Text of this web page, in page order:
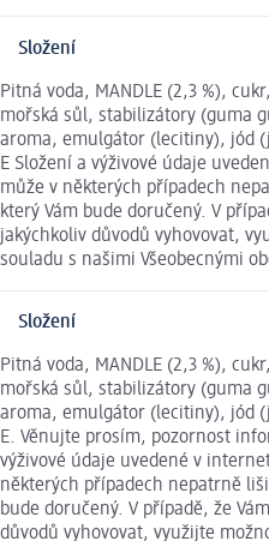
Složení
Pitná voda, MANDLE (2,3 %),
mořská sůl, stabilizátory (guma
aroma, emulgátor (lecitiny), jód
E Složení a výživové údaje
může v některých případech
který Vám bude doručený. V
jakýchkoliv důvodů vyhovovat,
souladu s našimi Všeobecnými
Složení
Pitná voda, MANDLE (2,3 %),
mořská sůl, stabilizátory (guma
aroma, emulgátor (lecitiny), jód
E. Věnujte prosím, pozornost
výživové údaje uvedené v
některých případech nepatrně
bude doručený. V případě, že
důvodů vyhovovat, využijte